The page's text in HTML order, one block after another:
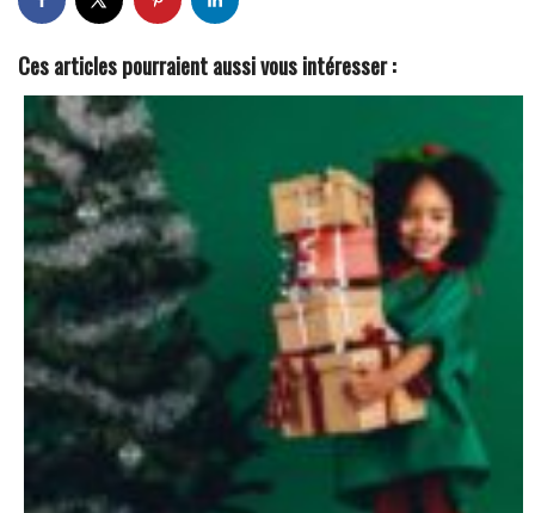
Ces articles pourraient aussi vous intéresser :